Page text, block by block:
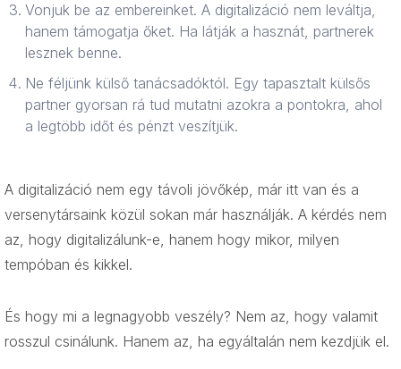
Vonjuk be az embereinket. A digitalizáció nem leváltja,
hanem támogatja őket. Ha látják a hasznát, partnerek
lesznek benne.
Ne féljünk külső tanácsadóktól. Egy tapasztalt külsős
partner gyorsan rá tud mutatni azokra a pontokra, ahol
a legtöbb időt és pénzt veszítjük.
A digitalizáció nem egy távoli jövőkép, már itt van és a
versenytársaink közül sokan már használják. A kérdés nem
az, hogy digitalizálunk-e, hanem hogy mikor, milyen
tempóban és kikkel.
És hogy mi a legnagyobb veszély? Nem az, hogy valamit
rosszul csinálunk. Hanem az, ha egyáltalán nem kezdjük el.